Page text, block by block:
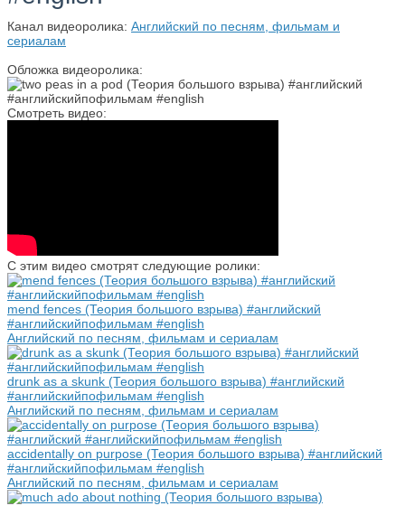
Канал видеоролика: Английский по песням, фильмам и
сериалам
Обложка видеоролика:
Смотреть видео:
С этим видео смотрят следующие ролики:
mend fences (Теория большого взрыва) #английский
#английскийпофильмам #english
Английский по песням, фильмам и сериалам
drunk as a skunk (Теория большого взрыва) #английский
#английскийпофильмам #english
Английский по песням, фильмам и сериалам
accidentally on purpose (Теория большого взрыва) #английский
#английскийпофильмам #english
Английский по песням, фильмам и сериалам